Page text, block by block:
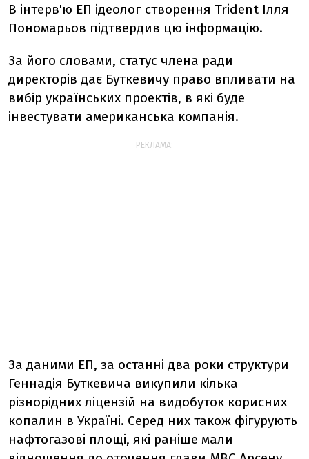
В інтерв'ю ЕП ідеолог створення Trident Ілля
Пономарьов підтвердив цю інформацію.
За його словами, статус члена ради
директорів дає Буткевичу право впливати на
вибір українських проектів, в які буде
інвестувати американська компанія.
РЕКЛАМА:
За даними ЕП, за останні два роки структури
Геннадія Буткевича викупили кілька
різнорідних ліцензій на видобуток корисних
копалин в Україні. Серед них також фігурують
нафтогазові площі, які раніше мали